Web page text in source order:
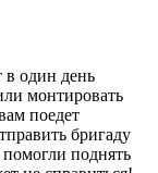
в один день
монтировать
поедет
бригаду
поднять